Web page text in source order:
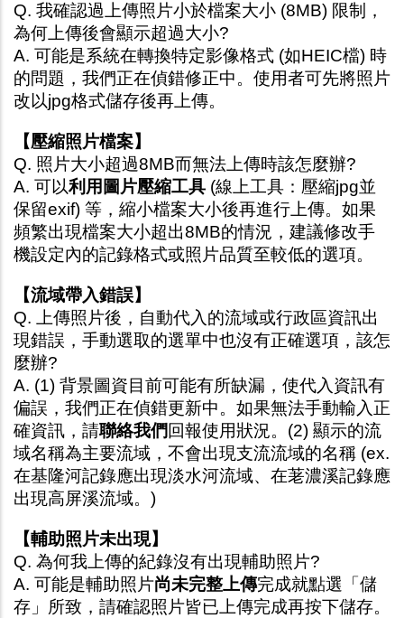
Q. 我確認過上傳照片小於檔案大小 (8MB) 限制，
為何上傳後會顯示超過大小?
A. 可能是系統在轉換特定影像格式 (如HEIC檔) 時
的問題，我們正在偵錯修正中。使用者可先將照片
改以jpg格式儲存後再上傳。
【壓縮照片檔案】
Q. 照片大小超過8MB而無法上傳時該怎麼辦?
A. 可以利用圖片壓縮工具 (線上工具： 壓縮jpg並
保留exif) 等，縮小檔案大小後再進行上傳。如果
頻繁出現檔案大小超出8MB的情況，建議修改手
機設定內的記錄格式或照片品質至較低的選項。
【流域帶入錯誤】
Q. 上傳照片後，自動代入的流域或行政區資訊出
現錯誤，手動選取的選單中也沒有正確選項，該怎
麼辦?
A. (1) 背景圖資目前可能有所缺漏，使代入資訊有
偏誤，我們正在偵錯更新中。如果無法手動輸入正
確資訊，請聯絡我們 回報使用狀況。(2) 顯示的流
域名稱為主要流域，不會出現支流流域的名稱 (ex.
在基隆河記錄應出現淡水河流域、在荖濃溪記錄應
出現高屏溪流域。)
【輔助照片未出現】
Q. 為何我上傳的紀錄沒有出現輔助照片?
A. 可能是輔助照片尚未完整上傳完成就點選「儲
存」所致，請確認照片皆已上傳完成再按下儲存。